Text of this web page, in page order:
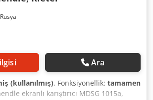
Ara
(kullanılmış), Fonksiyonellik: tamamen
ekranlı karıştırıcı MDSG 1015a,